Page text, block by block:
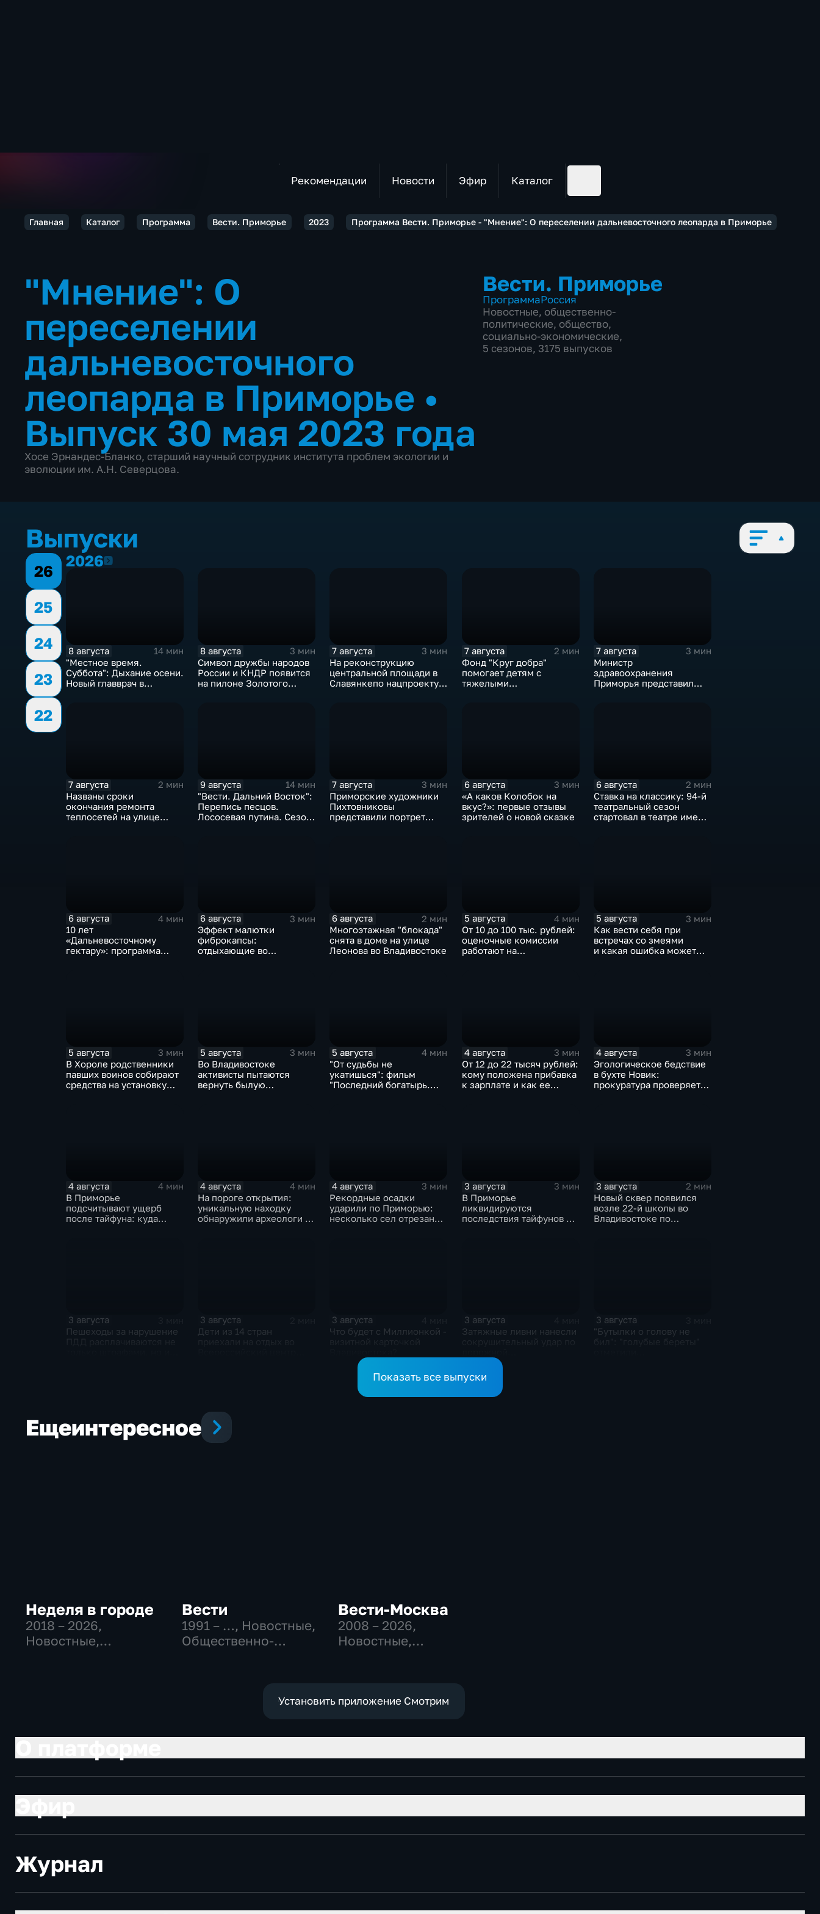
Рекомендации Новости Эфир Каталог
Главная Каталог Программа Вести. Приморье 2023 Программа Вести. Приморье - "Мнение": О переселении дальневосточного леопарда в Приморье
"Мнение": О
переселении
дальневосточного
леопарда в Приморье •
Выпуск 30 мая 2023 года
Хосе Эрнандес-Бланко, старший научный сотрудник института проблем экологии и
эволюции им. А.Н. Северцова.
Вести. Приморье
ПрограммаРоссия
Новостные, общественно-
политические, общество,
социально-экономические,
5 сезонов, 3175 выпусков
Выпуски
26
25
24
23
22
20262026
8 августа
14 мин
"Местное время.
Суббота": Дыхание осени.
Новый главврач в
8 августа
3 мин
Символ дружбы народов
России и КНДР появится
на пилоне Золотого
7 августа
3 мин
На реконструкцию
центральной площади в
Славянкепо нацпроекту
7 августа
2 мин
Фонд "Круг добра"
помогает детям с
тяжелыми
7 августа
3 мин
Министр
здравоохранения
Приморья представил
7 августа
2 мин
Названы сроки
окончания ремонта
теплосетей на улице
9 августа
14 мин
"Вести. Дальний Восток":
Перепись песцов.
Лососевая путина. Сезон
7 августа
3 мин
Приморские художники
Пихтовниковы
представили портрет
6 августа
3 мин
«А каков Колобок на
вкус?»: первые отзывы
зрителей о новой сказке
6 августа
2 мин
Ставка на классику: 94-й
театральный сезон
стартовал в театре имени
6 августа
4 мин
10 лет
«Дальневосточному
гектару»: программа
6 августа
3 мин
Эффект малютки
фиброкапсы:
отдыхающие во
6 августа
2 мин
Многоэтажная "блокада"
снята в доме на улице
Леонова во Владивостоке
5 августа
4 мин
От 10 до 100 тыс. рублей:
оценочные комиссии
работают на
5 августа
3 мин
Как вести себя при
встречах со змеями
и какая ошибка может
5 августа
3 мин
В Хороле родственники
павших воинов собирают
средства на установку
5 августа
3 мин
Во Владивостоке
активисты пытаются
вернуть былую
5 августа
4 мин
"От судьбы не
укатишься": фильм
"Последний богатырь.
4 августа
3 мин
От 12 до 22 тысяч рублей:
кому положена прибавка
к зарплате и как ее
4 августа
3 мин
Эгологическое бедствие
в бухте Новик:
прокуратура проверяет
4 августа
4 мин
В Приморье
подсчитывают ущерб
после тайфуна: куда
4 августа
4 мин
На пороге открытия:
уникальную находку
обнаружили археологи на
4 августа
3 мин
Рекордные осадки
ударили по Приморью:
несколько сел отрезано
3 августа
3 мин
В Приморье
ликвидируются
последствия тайфунов и
3 августа
2 мин
Новый сквер появился
возле 22-й школы во
Владивостоке по
3 августа
Пешеходы за нарушение
3 августа
Дети из 14 стран
3 августа
Что будет с Миллионкой -
3 августа
Затяжные ливни нанесли
инфраструктуре
Приморья
3 августа
"Бутылки о голову не
Показать все выпуски
Ещеинтересное
Неделя в городе
2018 – 2026,
Новостные,
Вести
1991 – …, Новостные,
Общественно-
Вести-Москва
2008 – 2026,
Новостные,
экономические
Установить приложение Смотрим
Журнал